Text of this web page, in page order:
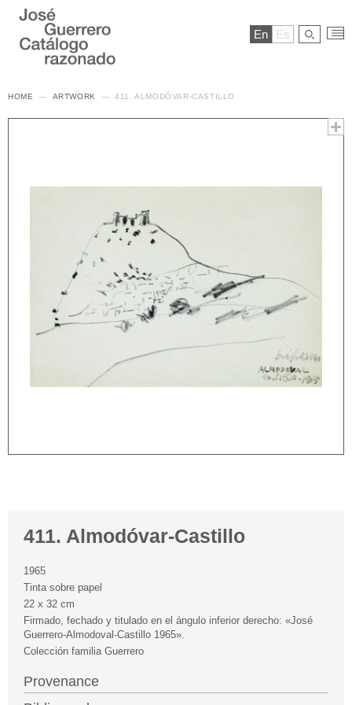
En Es
HOME ARTWORK 411. ALMODÓVAR-CASTILLO
411. Almodóvar-Castillo
1965
Tinta sobre papel
22 x 32 cm
Firmado, fechado y titulado en el ángulo inferior derecho: «José
Guerrero-Almodoval-Castillo 1965».
Colección familia Guerrero
Provenance